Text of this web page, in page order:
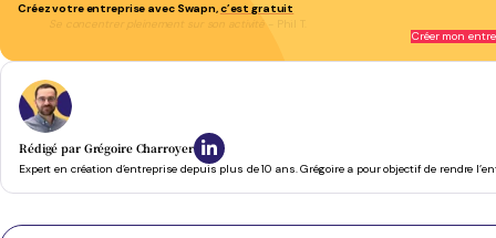
Créez votre entreprise avec Swapn,c’est gratuit
Se concentrer pleinement sur son activité - Phil T.
Créer mon
Rédigé par Grégoire Charroyer
Expert en création d’entreprise depuis plus de 10 ans. Grégoire a pour objectif de rendre